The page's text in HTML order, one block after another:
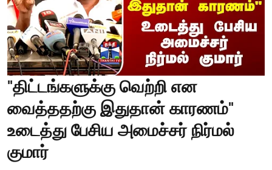
"திட்டங்களுக்கு வெற்றி என
வைத்ததற்கு இதுதான் காரணம்"
உடைத்து பேசிய அமைச்சர் நிர்மல்
குமார்